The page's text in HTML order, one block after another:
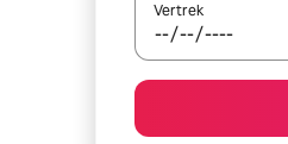
Vertrek